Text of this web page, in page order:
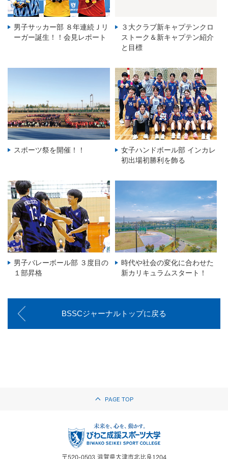
男子サッカー部 ８年連続Ｊリ
ーガー誕生！！会見レポート
３大クラブ新キャプテンクロ
ストーク＆新キャプテン紹介
と目標
スポーツ祭を開催！！
女子ハンドボール部 インカレ
初出場初勝利を飾る
男子バレーボール部 ３度目の
１部昇格
時代や社会の変化に合わせた
新カリキュラムスタート！
BSSCジャーナルトップに戻る
PAGE TOP
〒520-0503 滋賀県大津市北比良1204